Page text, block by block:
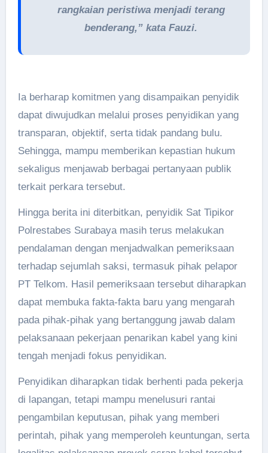
rangkaian peristiwa menjadi terang
benderang,” kata Fauzi.
Ia berharap komitmen yang disampaikan penyidik
dapat diwujudkan melalui proses penyidikan yang
transparan, objektif, serta tidak pandang bulu.
Sehingga, mampu memberikan kepastian hukum
sekaligus menjawab berbagai pertanyaan publik
terkait perkara tersebut.
Hingga berita ini diterbitkan, penyidik Sat Tipikor
Polrestabes Surabaya masih terus melakukan
pendalaman dengan menjadwalkan pemeriksaan
terhadap sejumlah saksi, termasuk pihak pelapor
PT Telkom. Hasil pemeriksaan tersebut diharapkan
dapat membuka fakta-fakta baru yang mengarah
pada pihak-pihak yang bertanggung jawab dalam
pelaksanaan pekerjaan penarikan kabel yang kini
tengah menjadi fokus penyidikan.
Penyidikan diharapkan tidak berhenti pada pekerja
di lapangan, tetapi mampu menelusuri rantai
pengambilan keputusan, pihak yang memberi
perintah, pihak yang memperoleh keuntungan, serta